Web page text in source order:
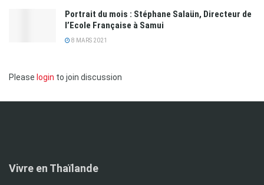
Portrait du mois : Stéphane Salaün, Directeur de
l’Ecole Française à Samui
8 MARS 2021
Please login to join discussion
Vivre en Thaïlande